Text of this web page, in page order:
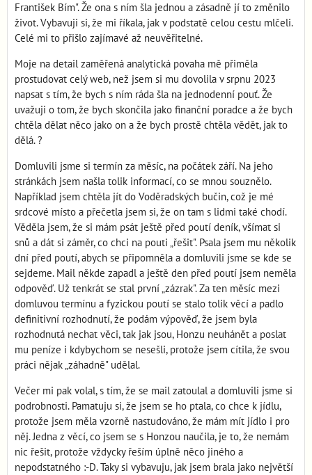
František Bím". Že ona s ním šla jednou a zásadně jí to změnilo
život. Vybavuji si, že mi říkala, jak v podstatě celou cestu mlčeli.
Celé mi to přišlo zajímavé až neuvěřitelné.
Moje na detail zaměřená analytická povaha mě přiměla
prostudovat celý web, než jsem si mu dovolila v srpnu 2023
napsat s tím, že bych s ním ráda šla na jednodenní pouť. Že
uvažuji o tom, že bych skončila jako finanční poradce a že bych
chtěla dělat něco jako on a že bych prostě chtěla vědět, jak to
dělá. ?
Domluvili jsme si termín za měsíc, na počátek září. Na jeho
stránkách jsem našla tolik informací, co se mnou souznělo.
Například jsem chtěla jít do Voděradských bučin, což je mé
srdcové místo a přečetla jsem si, že on tam s lidmi také chodí.
Věděla jsem, že si mám psát ještě před poutí deník, všímat si
snů a dát si záměr, co chci na pouti „řešit". Psala jsem mu několik
dní před poutí, abych se připomněla a domluvili jsme se kde se
sejdeme. Mail někde zapadl a ještě den před poutí jsem neměla
odpověď. Už tenkrát se stal první „zázrak". Za ten měsíc mezi
domluvou termínu a fyzickou poutí se stalo tolik věcí a padlo
definitivní rozhodnutí, že podám výpověď, že jsem byla
rozhodnutá nechat věci, tak jak jsou, Honzu neuhánět a poslat
mu peníze i kdybychom se nesešli, protože jsem cítila, že svou
práci nějak „záhadně" udělal.
Večer mi pak volal, s tím, že se mail zatoulal a domluvili jsme si
podrobnosti. Pamatuju si, že jsem se ho ptala, co chce k jídlu,
protože jsem měla vzorně nastudováno, že mám mít jídlo i pro
něj. Jedna z věcí, co jsem se s Honzou naučila, je to, že nemám
nic řešit, protože vždycky řeším úplně něco jiného a
nepodstatného :-D. Taky si vybavuju, jak jsem brala jako největší